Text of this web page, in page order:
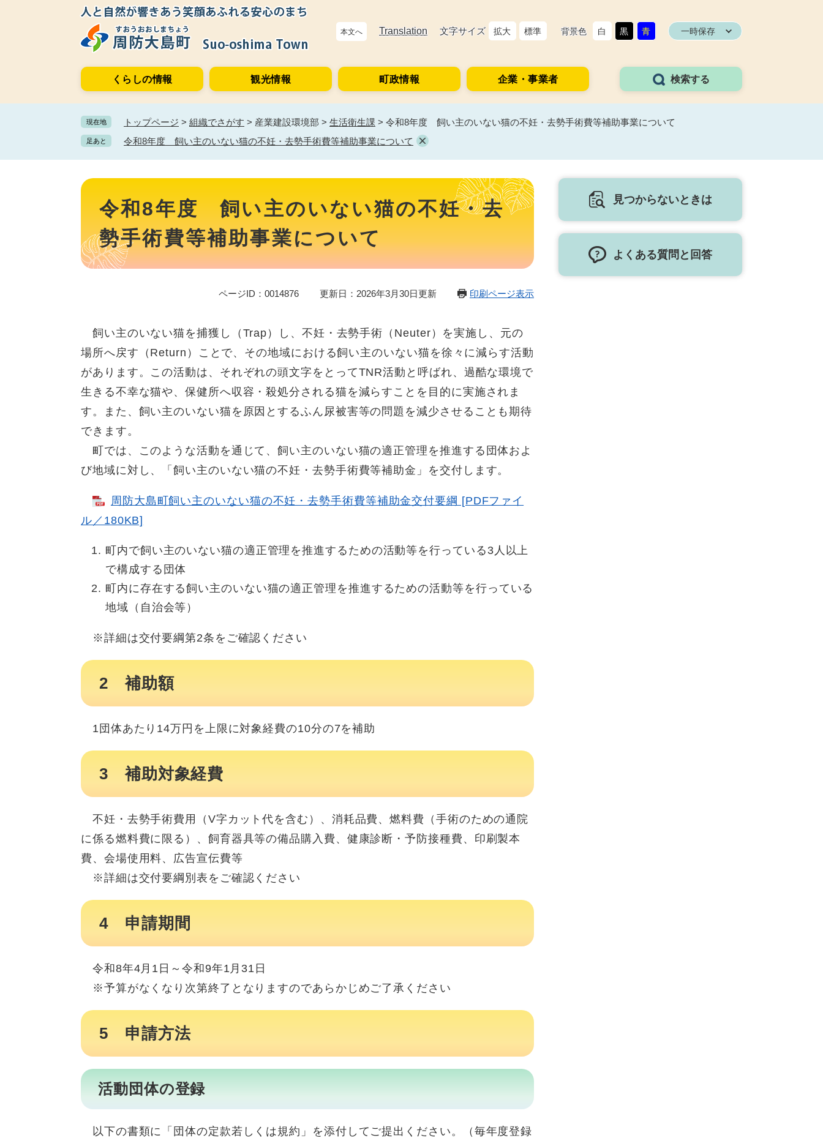
本文へ Translation 文字サイズ 拡大 標準 背景色 白 黒 青 一時保存
くらしの情報 観光情報 町政情報 企業・事業者 検索する
現在地 トップページ > 組織でさがす > 産業建設環境部 > 生活衛生課 > 令和8年度 飼い主のいない猫の不妊・去勢手術費等補助事業について
足あと 令和8年度 飼い主のいない猫の不妊・去勢手術費等補助事業について
本
令和8年度 飼い主のいない猫の不妊・去
勢手術費等補助事業について
ページID：0014876 更新日：2026年3月30日更新 印刷ページ表示
飼い主のいない猫を捕獲し（Trap）し、不妊・去勢手術（Neuter）を実施し、元の
場所へ戻す（Return）ことで、その地域における飼い主のいない猫を徐々に減らす活動
があります。この活動は、それぞれの頭文字をとってTNR活動と呼ばれ、過酷な環境で
生きる不幸な猫や、保健所へ収容・殺処分される猫を減らすことを目的に実施されま
す。また、飼い主のいない猫を原因とするふん尿被害等の問題を減少させることも期待
できます。
町では、このような活動を通じて、飼い主のいない猫の適正管理を推進する団体およ
び地域に対し、「飼い主のいない猫の不妊・去勢手術費等補助金」を交付します。
周防大島町飼い主のいない猫の不妊・去勢手術費等補助金交付要綱 [PDFファイ
ル／180KB]
町内で飼い主のいない猫の適正管理を推進するための活動等を行っている3人以上
で構成する団体
町内に存在する飼い主のいない猫の適正管理を推進するための活動等を行っている
地域（自治会等）
※詳細は交付要綱第2条をご確認ください
2 補助額
1団体あたり14万円を上限に対象経費の10分の7を補助
3 補助対象経費
不妊・去勢手術費用（V字カット代を含む）、消耗品費、燃料費（手術のための通院
に係る燃料費に限る）、飼育器具等の備品購入費、健康診断・予防接種費、印刷製本
費、会場使用料、広告宣伝費等
※詳細は交付要綱別表をご確認ください
4 申請期間
令和8年4月1日～令和9年1月31日
※予算がなくなり次第終了となりますのであらかじめご了承ください
5 申請方法
活動団体の登録
以下の書類に「団体の定款若しくは規約」を添付してご提出ください。（毎年度登録
見つからないときは
よくある質問と回答